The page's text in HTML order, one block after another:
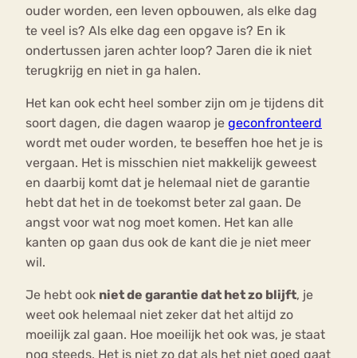
ouder worden, een leven opbouwen, als elke dag
te veel is? Als elke dag een opgave is? En ik
ondertussen jaren achter loop? Jaren die ik niet
terugkrijg en niet in ga halen.
Het kan ook echt heel somber zijn om je tijdens dit
soort dagen, die dagen waarop je geconfronteerd
wordt met ouder worden, te beseffen hoe het je is
vergaan. Het is misschien niet makkelijk geweest
en daarbij komt dat je helemaal niet de garantie
hebt dat het in de toekomst beter zal gaan. De
angst voor wat nog moet komen. Het kan alle
kanten op gaan dus ook de kant die je niet meer
wil.
Je hebt ook niet de garantie dat het zo blijft, je
weet ook helemaal niet zeker dat het altijd zo
moeilijk zal gaan. Hoe moeilijk het ook was, je staat
nog steeds. Het is niet zo dat als het niet goed gaat